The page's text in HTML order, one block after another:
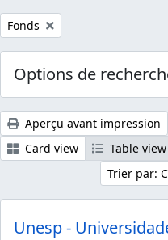
Remove filter:
Fonds
Options de
Aperçu avant impression
Card view
Table view
Trier par: